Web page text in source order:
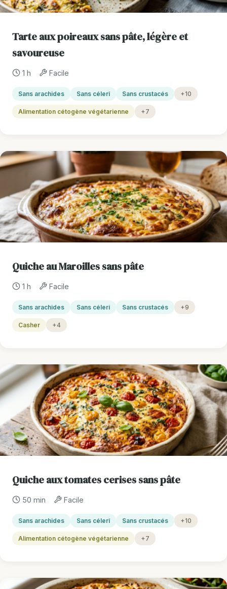
Tarte aux poireaux sans pâte, légère et
savoureuse
1 h Facile
Sans arachides Sans céleri Sans crustacés +10
Alimentation cétogène végétarienne +7
Quiche au Maroilles sans pâte
1 h Facile
Sans arachides Sans céleri Sans crustacés +9
Casher +4
Quiche aux tomates cerises sans pâte
50 min Facile
Sans arachides Sans céleri Sans crustacés +10
Alimentation cétogène végétarienne +7